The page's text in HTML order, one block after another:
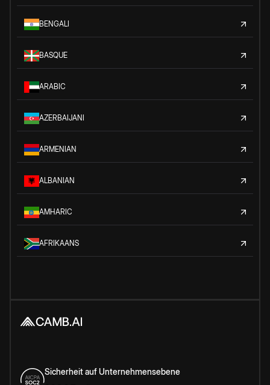
BENGALI
BASQUE
ARABIC
AZERBAIJANI
ARMENIAN
ALBANIAN
AMHARIC
AFRIKAANS
Sicherheit auf Unternehmensebene